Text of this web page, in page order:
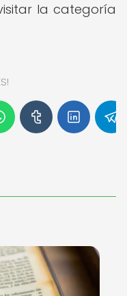
la categoría